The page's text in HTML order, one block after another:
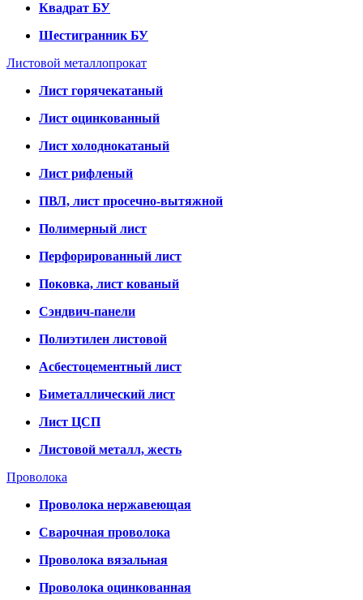
Квадрат БУ
Шестигранник БУ
Листовой металлопрокат
Лист горячекатаный
Лист оцинкованный
Лист холоднокатаный
Лист рифленый
ПВЛ, лист просечно-вытяжной
Полимерный лист
Перфорированный лист
Поковка, лист кованый
Сэндвич-панели
Полиэтилен листовой
Асбестоцементный лист
Биметаллический лист
Лист ЦСП
Листовой металл, жесть
Проволока
Проволока нержавеющая
Сварочная проволока
Проволока вязальная
Проволока оцинкованная